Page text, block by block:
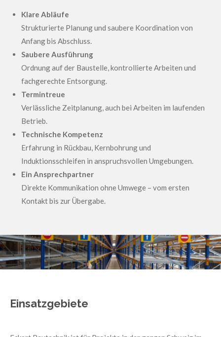
Klare Abläufe
Strukturierte Planung und saubere Koordination von
Anfang bis Abschluss.
Saubere Ausführung
Ordnung auf der Baustelle, kontrollierte Arbeiten und
fachgerechte Entsorgung.
Termintreue
Verlässliche Zeitplanung, auch bei Arbeiten im laufenden
Betrieb.
Technische Kompetenz
Erfahrung in Rückbau, Kernbohrung und
Induktionsschleifen in anspruchsvollen Umgebungen.
Ein Ansprechpartner
Direkte Kommunikation ohne Umwege – vom ersten
Kontakt bis zur Übergabe.
Einsatzgebiete